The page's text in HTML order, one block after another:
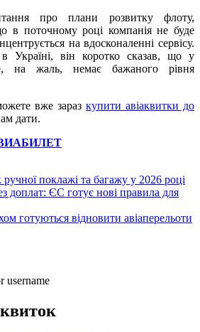
про плани розвитку флоту,
в поточному році компанія не буде
на вдосконаленні сервісу.
Україні, він коротко сказав, що у
на жаль, немає бажаного рівня
вже зараз купити авіаквитки до
дати.
поклажі та багажу у 2026 році
доплат: ЄС готує нові правила для
готуються відновити авіаперельоти
username